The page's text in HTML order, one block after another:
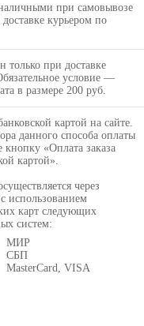
при самовывозе
курьером по
только при доставке
условие —
в размере 200 руб.
картой на сайте.
данного способа оплаты
кнопку «Оплата заказа
картой».
через
использованием
карт следующих
систем:
МИР
СБП
MasterCard, VISA